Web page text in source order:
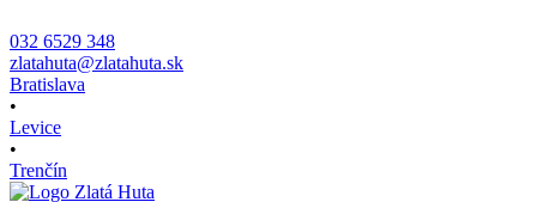
032 6529 348
zlatahuta@zlatahuta.sk
Bratislava
•
Levice
•
Trenčín